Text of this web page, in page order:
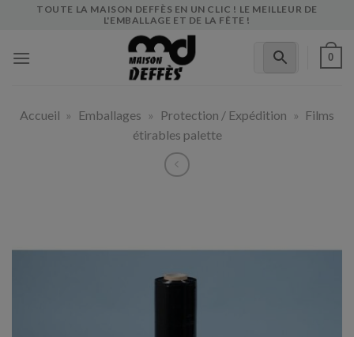
TOUTE LA MAISON DEFFÈS EN UN CLIC ! LE MEILLEUR DE
L'EMBALLAGE ET DE LA FÊTE !
0
Accueil » Emballages » Protection / Expédition » Films
étirables palette